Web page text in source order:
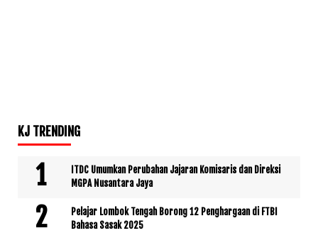
KJ TRENDING
ITDC Umumkan Perubahan Jajaran Komisaris dan Direksi
MGPA Nusantara Jaya
Pelajar Lombok Tengah Borong 12 Penghargaan di FTBI
Bahasa Sasak 2025